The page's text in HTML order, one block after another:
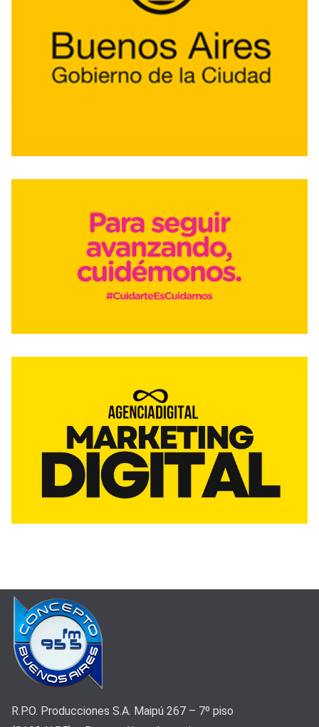
R.P.O. Producciones S.A. Maipú 267 – 7º piso